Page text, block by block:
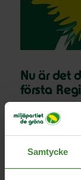
Samtycke
Nu är det
första
Datum:
Plats: i Kalmar.